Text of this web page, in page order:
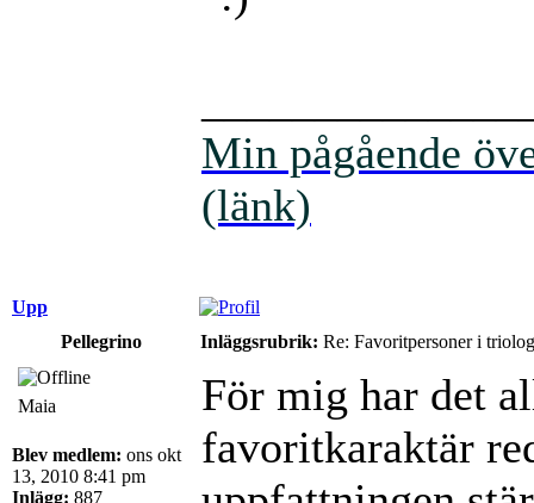
Min pågående
(länk)
Upp
Pellegrino
Inläggsrubrik: Re: Favoritpersoner i
Maia
Blev medlem: ons okt
13, 2010 8:41 pm
Inlägg: 887
För mig har det
favoritkaraktär